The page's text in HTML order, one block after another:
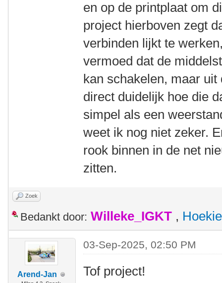
en op de printplaat om
project hierboven zegt
verbinden lijkt te
vermoed dat de
kan schakelen, maar
direct duidelijk hoe die
simpel als een
weet ik nog niet zeker.
rook binnen in de net
zitten.
Zoek
Bedankt door: Willeke_IGKT , Hoekie
Arend-Jan
03-Sep-2025, 02:50 PM
Tof project!